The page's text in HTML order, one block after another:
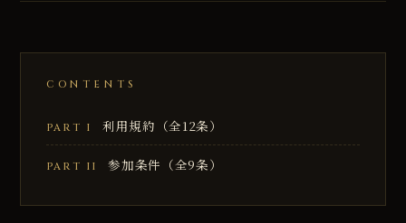
CONTENTS
PART I 利用規約（全12条）
PART II 参加条件（全9条）